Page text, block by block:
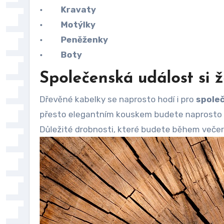
· Kravaty
· Motýlky
· Peněženky
· Boty
Společenská událost si
Dřevěné kabelky se naprosto hodí i pro
přesto elegantním kouskem budete naprosto
Důležité drobnosti, které budete během